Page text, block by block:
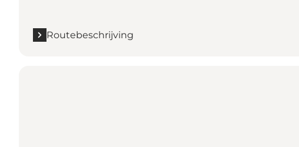
Routebeschrijving